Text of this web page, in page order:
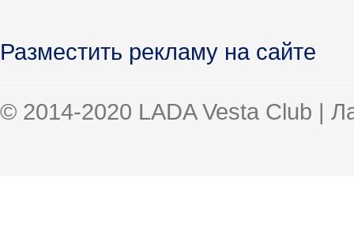
Разместить рекламу на сайте
© 2014-2020 LADA Vesta Club |